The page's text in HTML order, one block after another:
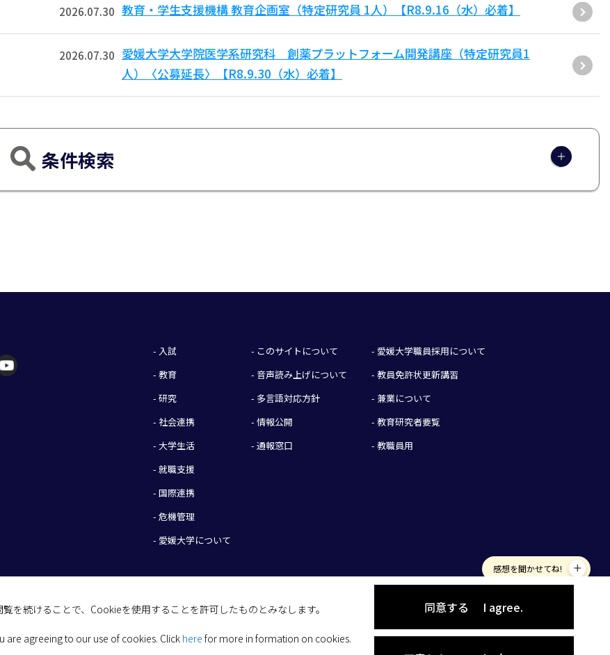
2026.07.30 教育・学生支援機構 教育企画室（特定研究員 1人）【R8.9.16（水）必着】
2026.07.30 愛媛大学大学院医学系研究科 創薬プラットフォーム開発講座（特定研究員1
人）〈公募延長〉【R8.9.30（水）必着】
条件検索
続けることで、Cookieを使用することを許可したものとみなします。
are agreeing to our use of cookies. Click here for more in formation on cookies.
同意する I agree.
感想を聞かせてね!
- 入試
- 教育
- 研究
- 社会連携
- 大学生活
- 就職支援
- 国際連携
- 危機管理
- 愛媛大学について
- このサイトについて
- 音声読み上げについて
- 多言語対応方針
- 情報公開
- 通報窓口
- 愛媛大学職員採用について
- 教員免許状更新講習
- 兼業について
- 教育研究者要覧
- 教職員用
(C) 2026 Ehime University.